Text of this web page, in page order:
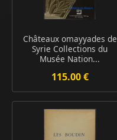
Châteaux omayyades de
Syrie Collections du
Musée Nation...
115.00 €